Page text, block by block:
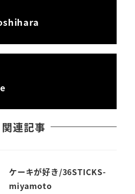
関連記事
ケーキが好き/36STICKS-
miyamoto